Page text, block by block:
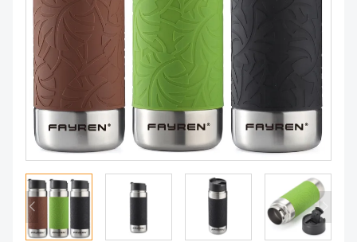
USINE
CONTACTEZ NOUS
À PROPOS DE NOUS